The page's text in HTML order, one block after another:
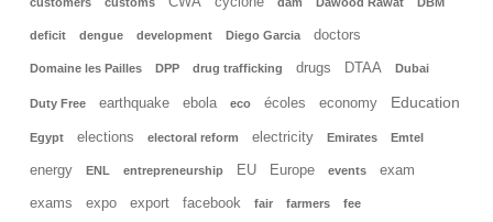
deficit dengue development Diego Garcia doctors
Domaine les Pailles DPP drug trafficking drugs DTAA Dubai
Duty Free earthquake ebola eco écoles economy Education
Egypt elections electoral reform electricity Emirates Emtel
energy ENL entrepreneurship EU Europe events exam
exams expo export facebook fair farmers fee